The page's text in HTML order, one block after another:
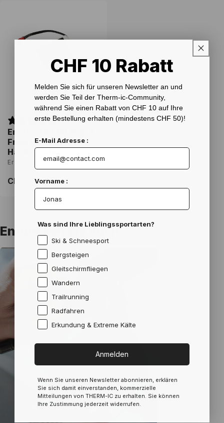
Ersatzakku für Grip &
Freeride Ultra Heat-
Handschuhe
Ersatzakku
Normaler
CHF 40.00
Entdecken Sie auch
CHF 10 Rabatt
Melden Sie sich für unseren Newsletter an und
werden Sie Teil der Therm-ic-Community,
während Sie einen Rabatt von CHF 10 auf Ihre
erste Bestellung erhalten (mindestens CHF 50)!
E-Mail Adresse :
Vorname :
Was sind Ihre Lieblingssportarten?
Ski & Schneesport
Bergsteigen
Gleitschirmfliegen
Wandern
Trailrunning
Radfahren
Erkundung & Extreme Kälte
Anmelden
Wenn Sie unseren Newsletter abonnieren, erklären
Sie sich damit einverstanden, kommerzielle
Mitteilungen von THERM-IC zu erhalten. Sie können
Ihre Zustimmung jederzeit widerrufen.